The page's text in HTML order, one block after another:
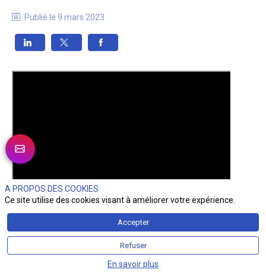
Publié le 9 mars 2023
A PROPOS DES COOKIES
Ce site utilise des cookies visant à améliorer votre expérience.
Accepter
Refuser
En savoir plus